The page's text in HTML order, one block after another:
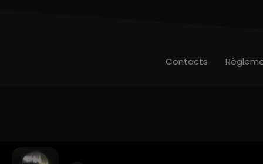
Contacts